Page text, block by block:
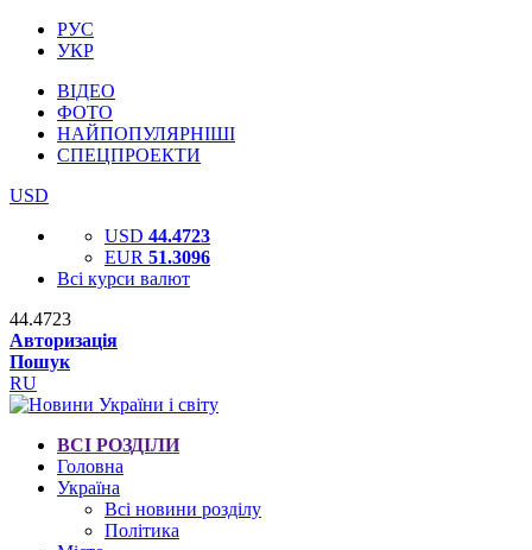
РУС
УКР
ВІДЕО
ФОТО
НАЙПОПУЛЯРНІШІ
СПЕЦПРОЕКТИ
USD
USD 44.4723
EUR 51.3096
Всі курси валют
44.4723
Авторизація
Пошук
RU
ВСІ РОЗДІЛИ
Головна
Україна
Всі новини розділу
Політика